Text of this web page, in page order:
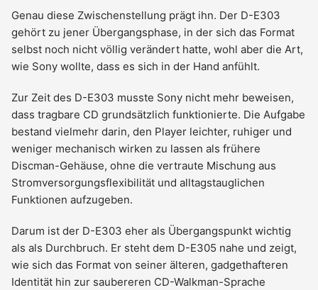
Genau diese Zwischenstellung prägt ihn. Der D-E303
gehört zu jener Übergangsphase, in der sich das Format
selbst noch nicht völlig verändert hatte, wohl aber die Art,
wie Sony wollte, dass es sich in der Hand anfühlt.
Zur Zeit des D-E303 musste Sony nicht mehr beweisen,
dass tragbare CD grundsätzlich funktionierte. Die Aufgabe
bestand vielmehr darin, den Player leichter, ruhiger und
weniger mechanisch wirken zu lassen als frühere
Discman-Gehäuse, ohne die vertraute Mischung aus
Stromversorgungsflexibilität und alltagstauglichen
Funktionen aufzugeben.
Darum ist der D-E303 eher als Übergangspunkt wichtig
als als Durchbruch. Er steht dem D-E305 nahe und zeigt,
wie sich das Format von seiner älteren, gadgethafteren
Identität hin zur saubereren CD-Walkman-Sprache